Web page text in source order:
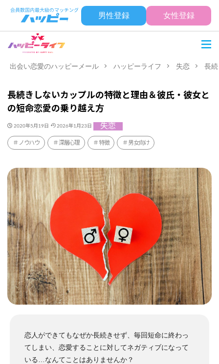
男性登録 女性登録
出会い恋愛のハッピーメール ハッピーライフ 失恋 長
長続きしないカップルの特徴と理由＆彼氏・彼女と
の短命恋愛の乗り越え方
2020年5月19日 2026年1月23日 失恋
ノウハウ 深層心理 特徴 男女向け
恋人ができてもなぜか長続きせず、毎回短命に終わっ
てしまい、恋愛することに対してネガティブになって
いる…なんてことはありませんか？